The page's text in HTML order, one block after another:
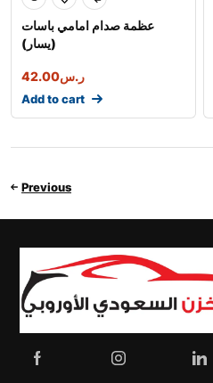
عظمة صدام امامي باسات
(يسار)
ر.س42.00
Add to cart
Previous